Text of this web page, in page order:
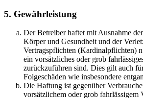
5. Gewährleistung
Der Betreiber haftet mit Ausnahme
Körper und Gesundheit und der
Vertragspflichten (Kardinalpflichten)
ein vorsätzliches oder grob
zurückzuführen sind. Dies gilt auch
Folgeschäden wie insbesondere
Die Haftung ist gegenüber
vorsätzlichem oder grob fahrlässigem